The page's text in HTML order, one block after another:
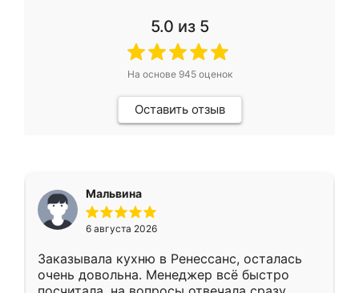
5.0 из 5
На основе 945оценок
Оставить отзыв
Мальвина
6 августа 2026
Заказывала кухню в Ренессанс, осталась
очень довольна. Менеджер всё быстро